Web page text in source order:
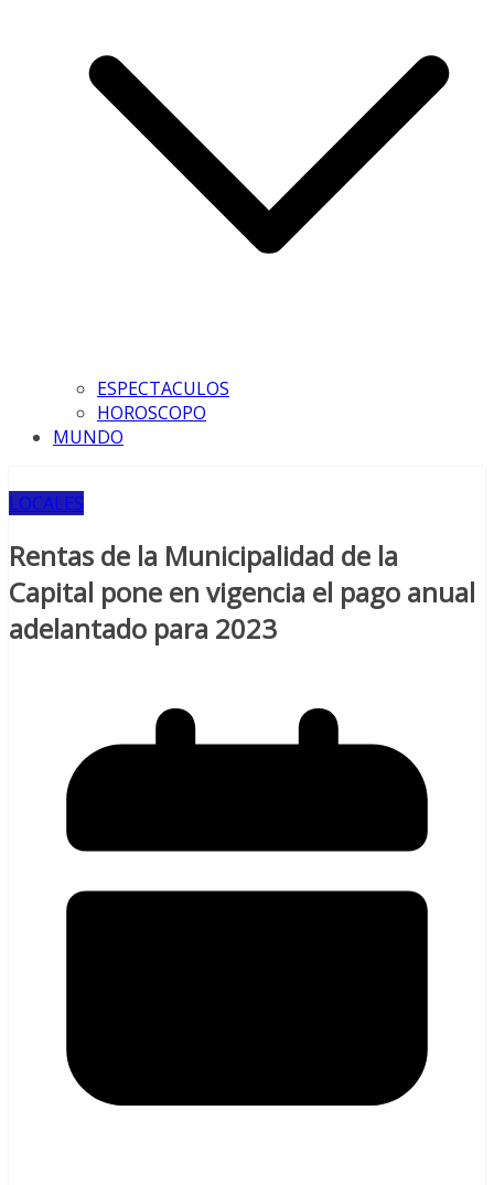
ESPECTACULOS
HOROSCOPO
MUNDO
LOCALES
Rentas de la Municipalidad de la
Capital pone en vigencia el pago anual
adelantado para 2023